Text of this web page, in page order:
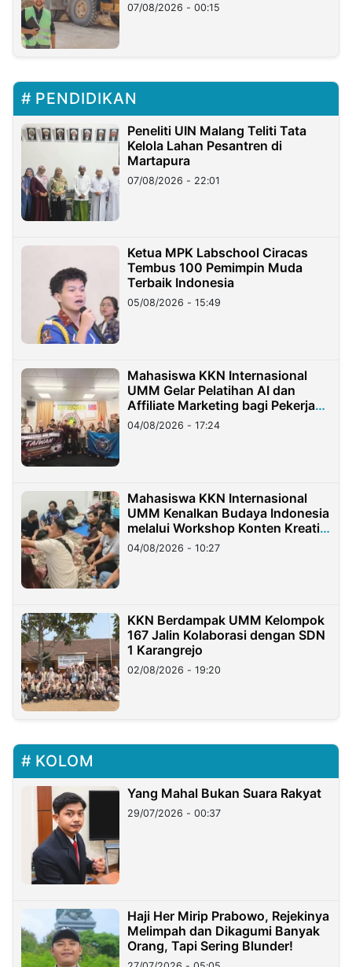
07/08/2026 - 00:15
PENDIDIKAN
Peneliti UIN Malang Teliti Tata
Kelola Lahan Pesantren di
Martapura
07/08/2026 - 22:01
Ketua MPK Labschool Ciracas
Tembus 100 Pemimpin Muda
Terbaik Indonesia
05/08/2026 - 15:49
Mahasiswa KKN Internasional
UMM Gelar Pelatihan AI dan
Affiliate Marketing bagi Pekerja
Migran Indonesia di Taiwan
04/08/2026 - 17:24
Mahasiswa KKN Internasional
UMM Kenalkan Budaya Indonesia
melalui Workshop Konten Kreatif
di Taiwan
04/08/2026 - 10:27
KKN Berdampak UMM Kelompok
167 Jalin Kolaborasi dengan SDN
1 Karangrejo
02/08/2026 - 19:20
KOLOM
Yang Mahal Bukan Suara Rakyat
29/07/2026 - 00:37
Haji Her Mirip Prabowo, Rejekinya
Melimpah dan Dikagumi Banyak
Orang, Tapi Sering Blunder!